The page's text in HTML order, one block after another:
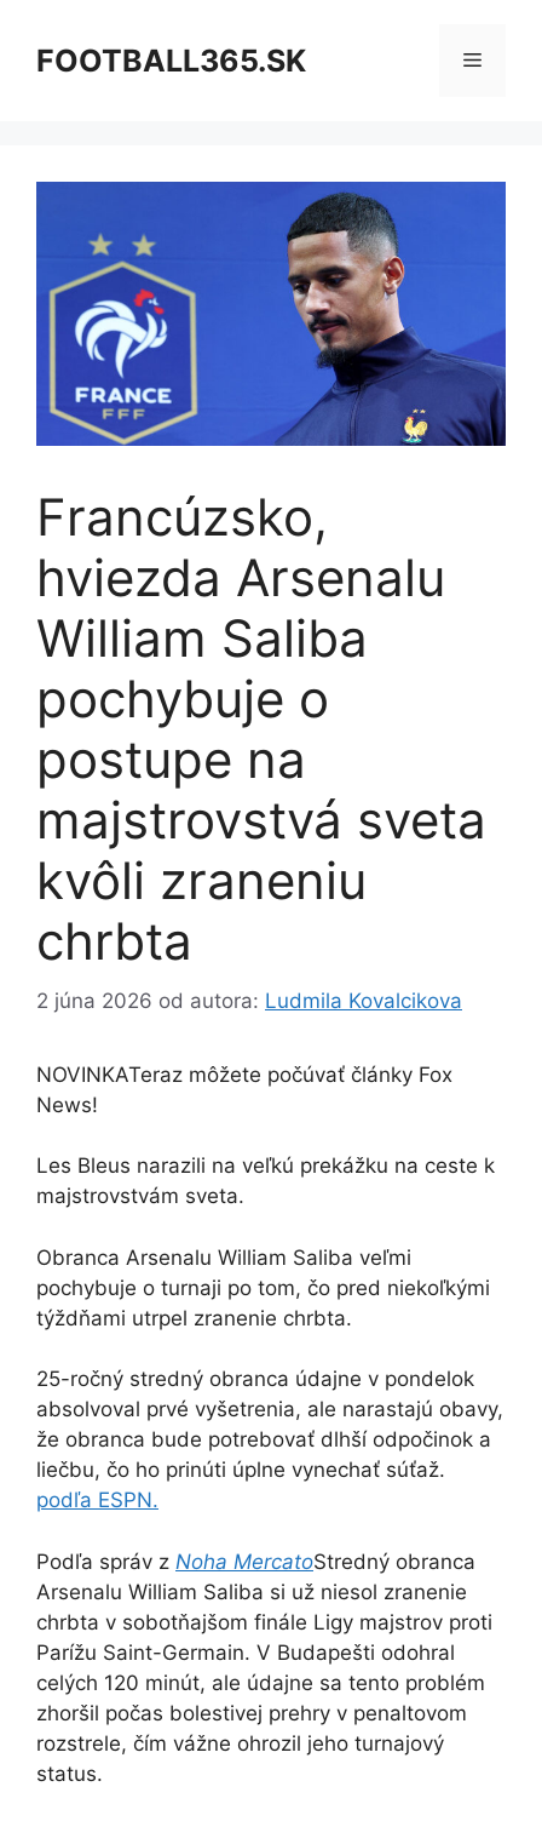
obsahFOOTBALL365.SK Menu
Francúzsko,
hviezda Arsenalu
William Saliba
pochybuje o
postupe na
majstrovstvá sveta
kvôli zraneniu
chrbta
2 júna 2026 od autora: Ludmila Kovalcikova
NOVINKATeraz môžete počúvať články Fox
News!
Les Bleus narazili na veľkú prekážku na ceste k
majstrovstvám sveta.
Obranca Arsenalu William Saliba veľmi
pochybuje o turnaji po tom, čo pred niekoľkými
týždňami utrpel zranenie chrbta.
25-ročný stredný obranca údajne v pondelok
absolvoval prvé vyšetrenia, ale narastajú obavy,
že obranca bude potrebovať dlhší odpočinok a
liečbu, čo ho prinúti úplne vynechať súťaž.
podľa ESPN.
Podľa správ z Noha MercatoStredný obranca
Arsenalu William Saliba si už niesol zranenie
chrbta v sobotňajšom finále Ligy majstrov proti
Parížu Saint-Germain. V Budapešti odohral
celých 120 minút, ale údajne sa tento problém
zhoršil počas bolestivej prehry v penaltovom
rozstrele, čím vážne ohrozil jeho turnajový
status.